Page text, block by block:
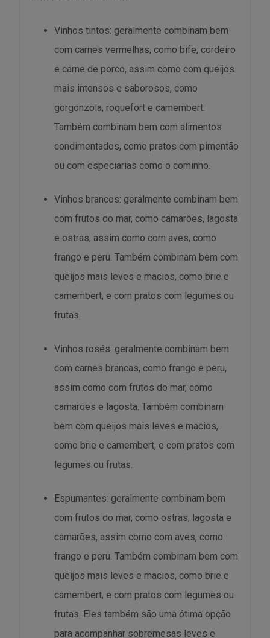
Vinhos tintos: geralmente combinam bem
com carnes vermelhas, como bife, cordeiro
e carne de porco, assim como com queijos
mais intensos e saborosos, como
gorgonzola, roquefort e camembert.
Também combinam bem com alimentos
condimentados, como pratos com pimentão
ou com especiarias como o cominho.
Vinhos brancos: geralmente combinam bem
com frutos do mar, como camarões, lagosta
e ostras, assim como com aves, como
frango e peru. Também combinam bem com
queijos mais leves e macios, como brie e
camembert, e com pratos com legumes ou
frutas.
Vinhos rosés: geralmente combinam bem
com carnes brancas, como frango e peru,
assim como com frutos do mar, como
camarões e lagosta. Também combinam
bem com queijos mais leves e macios,
como brie e camembert, e com pratos com
legumes ou frutas.
Espumantes: geralmente combinam bem
com frutos do mar, como ostras, lagosta e
camarões, assim como com aves, como
frango e peru. Também combinam bem com
queijos mais leves e macios, como brie e
camembert, e com pratos com legumes ou
frutas. Eles também são uma ótima opção
para acompanhar sobremesas leves e